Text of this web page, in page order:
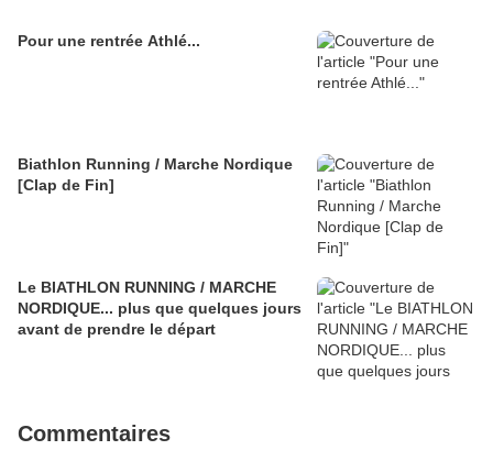
Pour une rentrée Athlé...
Biathlon Running / Marche Nordique
[Clap de Fin]
Le BIATHLON RUNNING / MARCHE
NORDIQUE... plus que quelques jours
avant de prendre le départ
Commentaires